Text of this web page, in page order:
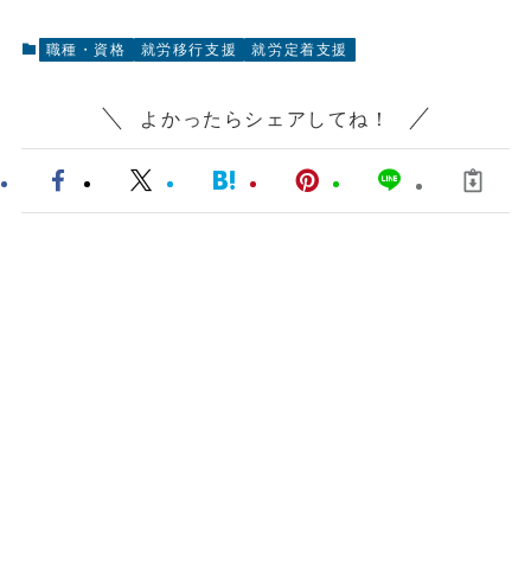
職種・資格 就労移行支援 就労定着支援
よかったらシェアしてね！